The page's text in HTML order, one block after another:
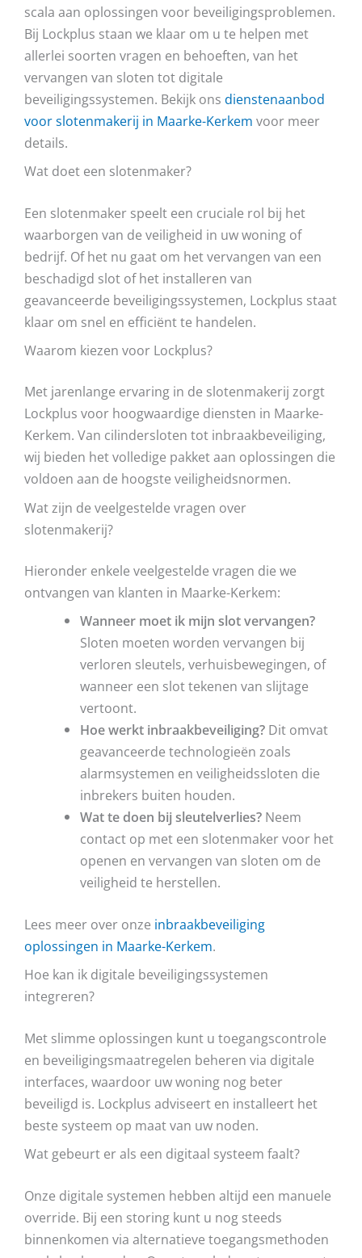
scala aan oplossingen voor beveiligingsproblemen.
Bij Lockplus staan we klaar om u te helpen met
allerlei soorten vragen en behoeften, van het
vervangen van sloten tot digitale
beveiligingssystemen. Bekijk ons dienstenaanbod
voor slotenmakerij in Maarke-Kerkem voor meer
details.
Wat doet een slotenmaker?
Een slotenmaker speelt een cruciale rol bij het
waarborgen van de veiligheid in uw woning of
bedrijf. Of het nu gaat om het vervangen van een
beschadigd slot of het installeren van
geavanceerde beveiligingssystemen, Lockplus staat
klaar om snel en efficiënt te handelen.
Waarom kiezen voor Lockplus?
Met jarenlange ervaring in de slotenmakerij zorgt
Lockplus voor hoogwaardige diensten in Maarke-
Kerkem. Van cilindersloten tot inbraakbeveiliging,
wij bieden het volledige pakket aan oplossingen die
voldoen aan de hoogste veiligheidsnormen.
Wat zijn de veelgestelde vragen over
slotenmakerij?
Hieronder enkele veelgestelde vragen die we
ontvangen van klanten in Maarke-Kerkem:
Wanneer moet ik mijn slot vervangen?
Sloten moeten worden vervangen bij
verloren sleutels, verhuisbewegingen, of
wanneer een slot tekenen van slijtage
vertoont.
Hoe werkt inbraakbeveiliging? Dit omvat
geavanceerde technologieën zoals
alarmsystemen en veiligheidssloten die
inbrekers buiten houden.
Wat te doen bij sleutelverlies? Neem
contact op met een slotenmaker voor het
openen en vervangen van sloten om de
veiligheid te herstellen.
Lees meer over onze inbraakbeveiliging
oplossingen in Maarke-Kerkem.
Hoe kan ik digitale beveiligingssystemen
integreren?
Met slimme oplossingen kunt u toegangscontrole
en beveiligingsmaatregelen beheren via digitale
interfaces, waardoor uw woning nog beter
beveiligd is. Lockplus adviseert en installeert het
beste systeem op maat van uw noden.
Wat gebeurt er als een digitaal systeem faalt?
Onze digitale systemen hebben altijd een manuele
override. Bij een storing kunt u nog steeds
binnenkomen via alternatieve toegangsmethoden